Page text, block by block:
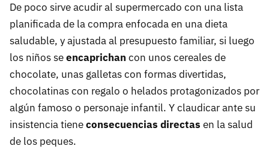
De poco sirve acudir al supermercado con una lista
planificada de la compra enfocada en una dieta
saludable, y ajustada al presupuesto familiar, si luego
los niños seencaprichan con unos cereales de
chocolate, unas galletas con formas divertidas,
chocolatinas con regalo o helados protagonizados por
algún famoso o personaje infantil. Y claudicar ante su
insistencia tieneconsecuencias directas en la salud
de los peques.